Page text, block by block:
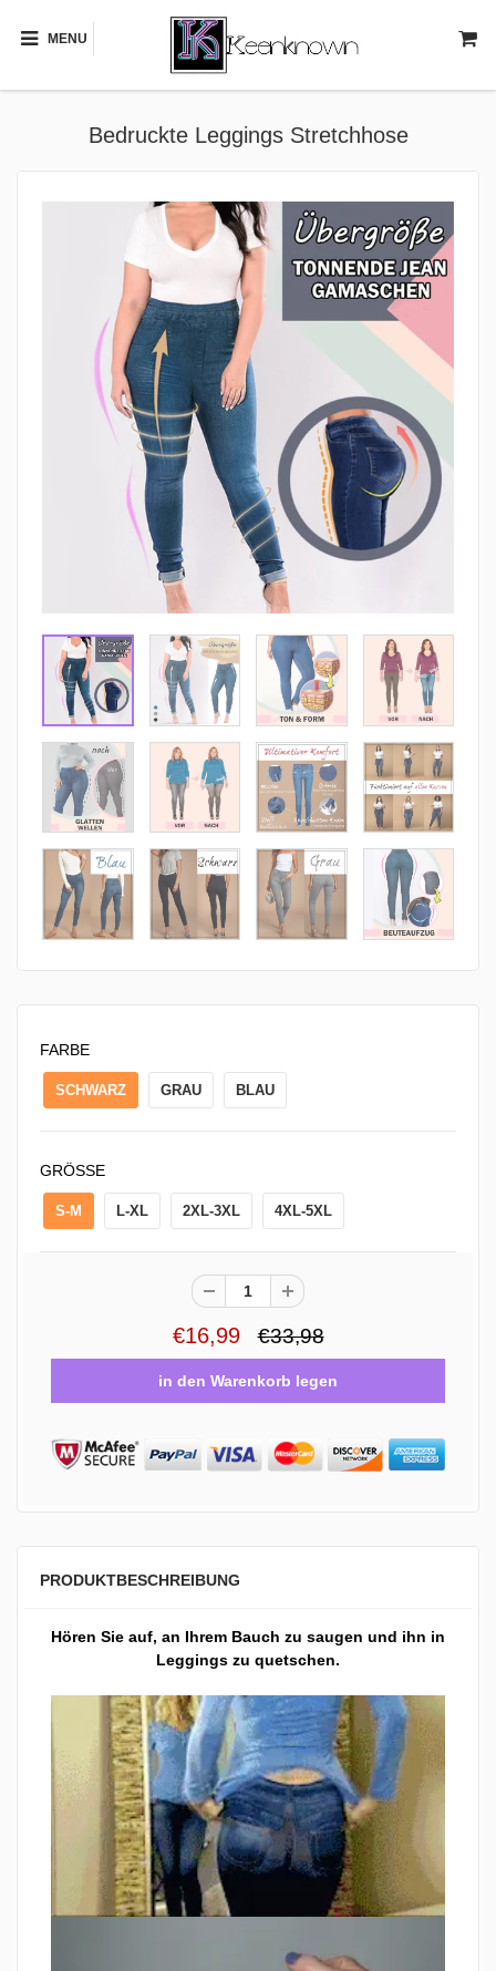
MENU
Bedruckte Leggings Stretchhose
FARBE
SCHWARZ GRAU BLAU
GRÖSSE
S-M L-XL 2XL-3XL 4XL-5XL
€16,99 €33,98
PRODUKTBESCHREIBUNG
Hören Sie auf, an Ihrem Bauch zu saugen und ihn in
Leggings zu quetschen.